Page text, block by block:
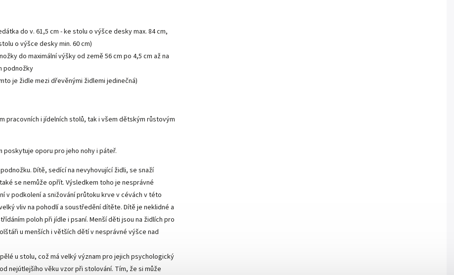
do v. 61,5 cm - ke stolu o výšce desky max. 84 cm,
o výšce desky min. 60 cm)
do maximální výšky od země 56 cm po 4,5 cm až na
podnožky
je židle mezi dřevěnými židlemi jedinečná)
pracovních i jídelních stolů, tak i všem dětským růstovým
oporu pro jeho nohy i páteř.
Dítě, sedící na nevyhovující židli, se snaží
se nemůže opřít. Výsledkem toho je nesprávné
v podkolení a snižování průtoku krve v cévách v této
vliv na pohodlí a soustředění dítěte. Dítě je neklidné a
poloh při jídle i psaní. Menší děti jsou na židlích pro
u menších i větších dětí v nesprávné výšce nad
u stolu, což má velký význam pro jejich psychologický
nejútlejšího věku vzor při stolování. Tím, že si může